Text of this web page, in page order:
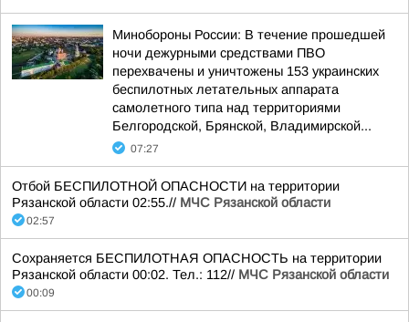
Минобороны России: В течение прошедшей
ночи дежурными средствами ПВО
перехвачены и уничтожены 153 украинских
беспилотных летательных аппарата
самолетного типа над территориями
Белгородской, Брянской, Владимирской...
07:27
Отбой БЕСПИЛОТНОЙ ОПАСНОСТИ на территории
Рязанской области 02:55.// МЧС Рязанской области
02:57
Сохраняется БЕСПИЛОТНАЯ ОПАСНОСТЬ на территории
Рязанской области 00:02. Тел.: 112// МЧС Рязанской области
00:09